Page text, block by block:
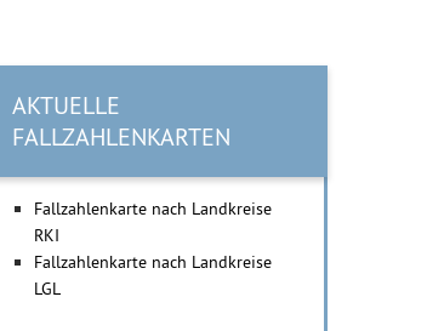
AKTUELLE
FALLZAHLENKARTEN
Fallzahlenkarte nach Landkreise
RKI
Fallzahlenkarte nach Landkreise
LGL